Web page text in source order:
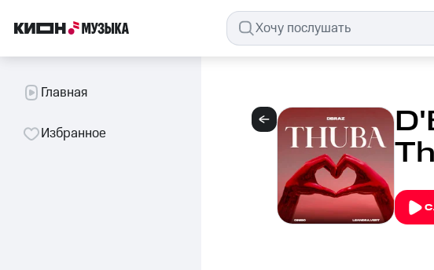
Главная
Избранное